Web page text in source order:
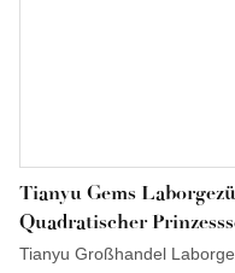
Tianyu Gems
Quadratischer
CVD Lose Diamanten
Tianyu Großhandel